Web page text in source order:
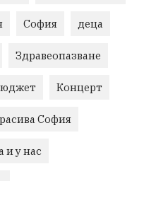
София деца
Здравеопазване
Концерт
София
и у нас